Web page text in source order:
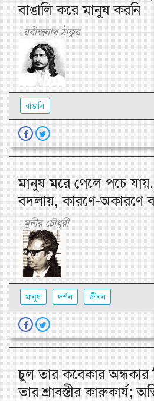
বাঙালি করে মানুষ করনি
- রবীন্দ্রনাথ ঠাকুর
বাঙালি
মানুষ মরে গেলে পচে
বদলায়, কারণে-অকারণে
- মুনীর চৌধুরী
মানুষ দর্শন জীবন
চুল তার কবেকার অন্ধকার
তার শ্রাবস্তীর কারুকার্য;